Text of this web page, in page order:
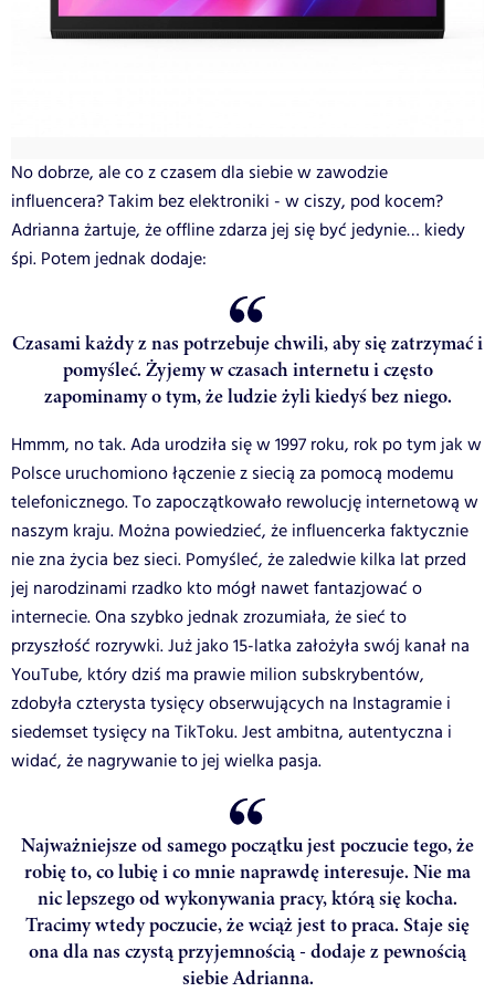
No dobrze, ale co z czasem dla siebie w zawodzie
influencera? Takim bez elektroniki - w ciszy, pod kocem?
Adrianna żartuje, że offline zdarza jej się być jedynie… kiedy
śpi. Potem jednak dodaje:
Czasami każdy z nas potrzebuje chwili, aby się zatrzymać i
pomyśleć. Żyjemy w czasach internetu i często
zapominamy o tym, że ludzie żyli kiedyś bez niego.
Hmmm, no tak. Ada urodziła się w 1997 roku, rok po tym jak w
Polsce uruchomiono łączenie z siecią za pomocą modemu
telefonicznego. To zapoczątkowało rewolucję internetową w
naszym kraju. Można powiedzieć, że influencerka faktycznie
nie zna życia bez sieci. Pomyśleć, że zaledwie kilka lat przed
jej narodzinami rzadko kto mógł nawet fantazjować o
internecie. Ona szybko jednak zrozumiała, że sieć to
przyszłość rozrywki. Już jako 15-latka założyła swój kanał na
YouTube, który dziś ma prawie milion subskrybentów,
zdobyła czterysta tysięcy obserwujących na Instagramie i
siedemset tysięcy na TikToku. Jest ambitna, autentyczna i
widać, że nagrywanie to jej wielka pasja.
Najważniejsze od samego początku jest poczucie tego, że
robię to, co lubię i co mnie naprawdę interesuje. Nie ma
nic lepszego od wykonywania pracy, którą się kocha.
Tracimy wtedy poczucie, że wciąż jest to praca. Staje się
ona dla nas czystą przyjemnością - dodaje z pewnością
siebie Adrianna.